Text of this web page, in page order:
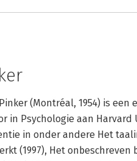
(Montréal, 1954) is
in Psychologie aan
in onder andere Het
(1997), Het onbeschreven